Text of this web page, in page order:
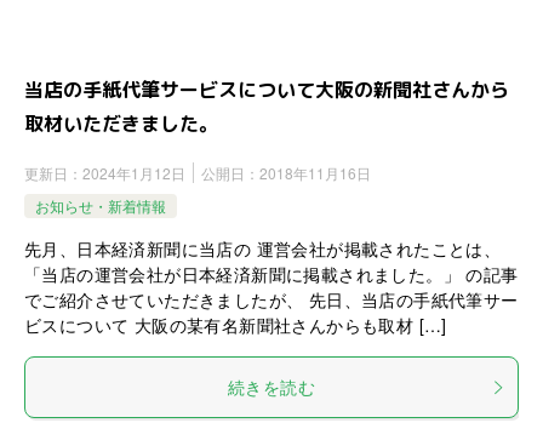
当店の手紙代筆サービスについて大阪の新聞社さんから
取材いただきました。
更新日： 2024年1月12日 公開日： 2018年11月16日
お知らせ・新着情報
先月、日本経済新聞に当店の 運営会社が掲載されたことは、
「当店の運営会社が日本経済新聞に掲載されました。」 の記事
でご紹介させていただきましたが、 先日、当店の手紙代筆サー
ビスについて 大阪の某有名新聞社さんからも取材 […]
続きを読む